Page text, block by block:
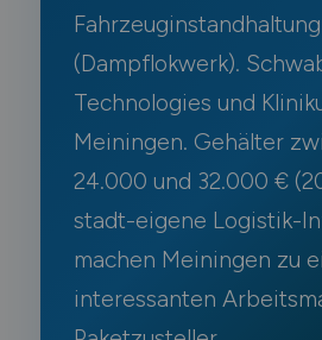
Fahrzeuginstandhaltung
(Dampflokwerk).
Technologies und
Meiningen. Gehälter
24.000 und 32.000 €
stadt-eigene Logistik-
machen Meiningen zu
interessanten